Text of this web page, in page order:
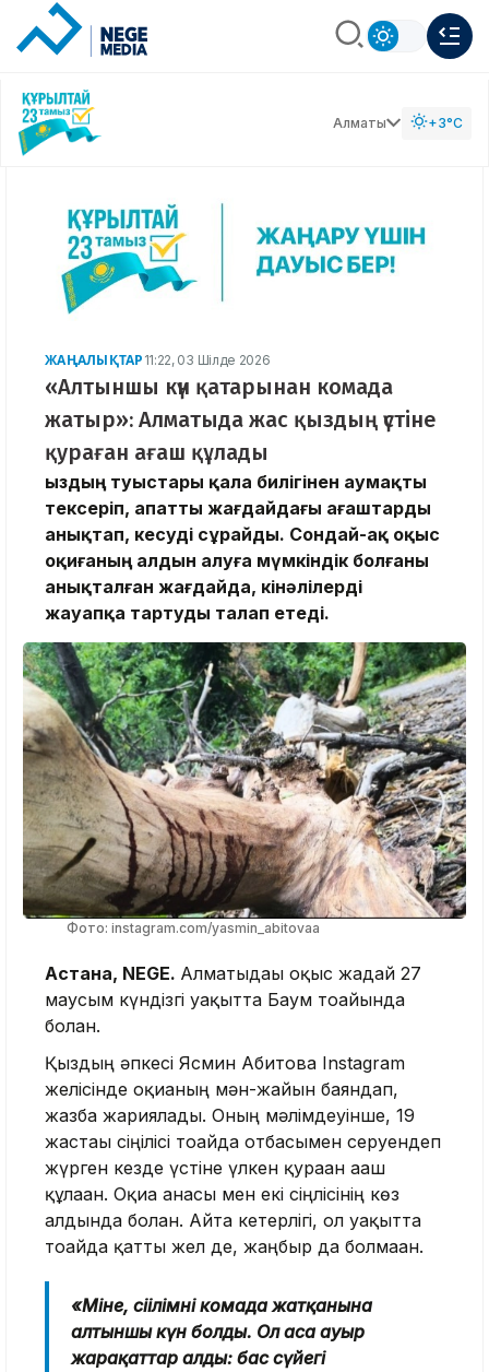
Алматы +3°C
ЖАҢАЛЫҚТАР 11:22, 03 Шілде 2026
«Алтыншы күн қатарынан комада
жатыр»: Алматыда жас қыздың үстіне
қураған ағаш құлады
Қыздың туыстары қала билігінен аумақты
тексеріп, апатты жағдайдағы ағаштарды
анықтап, кесуді сұрайды. Сондай-ақ оқыс
оқиғаның алдын алуға мүмкіндік болғаны
анықталған жағдайда, кінәлілерді
жауапқа тартуды талап етеді.
Фото: instagram.com/yasmin_abitovaa
Астана, NEGE. Алматыдағы оқыс жағдай 27
маусым күндізгі уақытта Баум тоғайында
болған.
Қыздың әпкесі Ясмин Абитова Instagram
желісінде оқиғаның мән-жайын баяндап,
жазба жариялады. Оның мәлімдеуінше, 19
жастағы сіңілісі тоғайда отбасымен серуендеп
жүрген кезде үстіне үлкен қураған ағаш
құлаған. Оқиға анасы мен екі сіңлісінің көз
алдында болған. Айта кетерлігі, ол уақытта
тоғайда қатты жел де, жаңбыр да болмаған.
«Міне, сіңілімнің комада жатқанына
алтыншы күн болды. Ол аса ауыр
жарақаттар алды: бас сүйегі